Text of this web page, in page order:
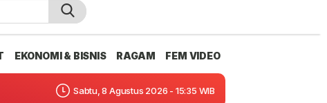
EKONOMI & BISNIS RAGAM FEM VIDEO
Sabtu, 8 Agustus 2026 - 15:35 WIB